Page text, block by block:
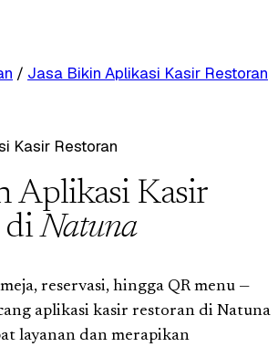
/ Jasa Bikin Aplikasi Kasir Restoran
Kasir Restoran
Aplikasi Kasir
diNatuna
reservasi, hingga QR menu —
aplikasi kasir restoran di Natuna
layanan dan merapikan